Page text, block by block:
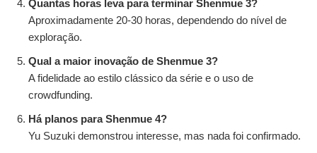
Quantas horas leva para terminar Shenmue 3?
Aproximadamente 20-30 horas, dependendo do nível de
exploração.
Qual a maior inovação de Shenmue 3?
A fidelidade ao estilo clássico da série e o uso de
crowdfunding.
Há planos para Shenmue 4?
Yu Suzuki demonstrou interesse, mas nada foi confirmado.